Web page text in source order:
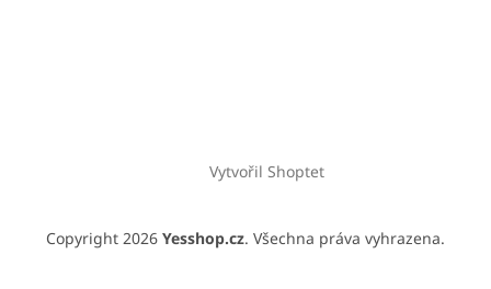
Vytvořil Shoptet
Copyright 2026 Yesshop.cz. Všechna práva vyhrazena.